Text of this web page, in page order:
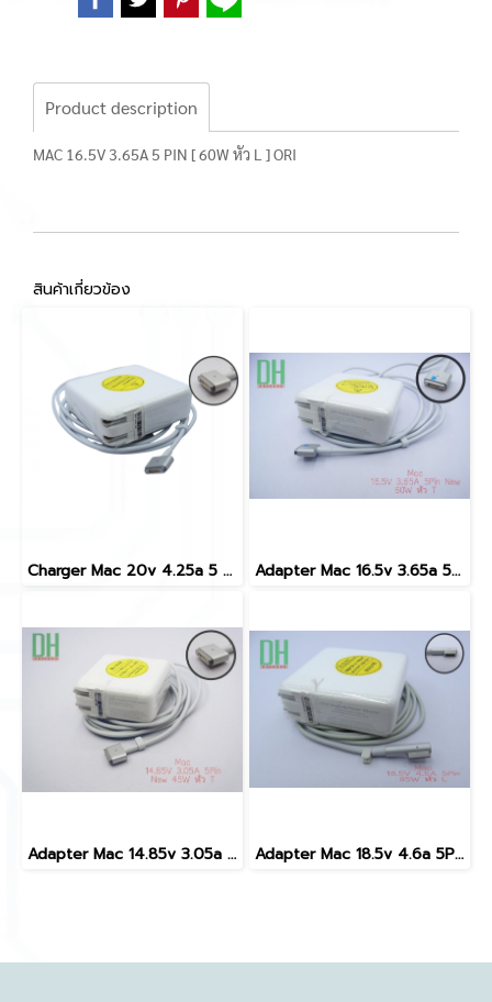
Product description
MAC 16.5V 3.65A 5 PIN [ 60W หัว L ] ORI
สินค้าเกี่ยวข้อง
Charger Mac 20v 4.25a 5 pin new 85w T Adapter Mac 16.5v 3.65a 5pin New 60w T
Adapter Mac 14.85v 3.05a 5pin New 45w T Adapter Mac 18.5v 4.6a 5Pin 85w L